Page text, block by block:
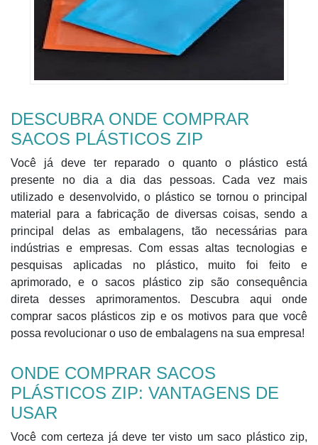
DESCUBRA ONDE COMPRAR
SACOS PLÁSTICOS ZIP
Você já deve ter reparado o quanto o plástico está
presente no dia a dia das pessoas. Cada vez mais
utilizado e desenvolvido, o plástico se tornou o principal
material para a fabricação de diversas coisas, sendo a
principal delas as embalagens, tão necessárias para
indústrias e empresas. Com essas altas tecnologias e
pesquisas aplicadas no plástico, muito foi feito e
aprimorado, e o sacos plástico zip são consequência
direta desses aprimoramentos. Descubra aqui onde
comprar sacos plásticos zip e os motivos para que você
possa revolucionar o uso de embalagens na sua empresa!
ONDE COMPRAR SACOS
PLÁSTICOS ZIP: VANTAGENS DE
USAR
Você com certeza já deve ter visto um saco plástico zip,